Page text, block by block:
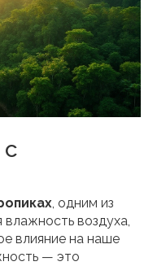
, одним из
воздуха,
влияние на наше
— это